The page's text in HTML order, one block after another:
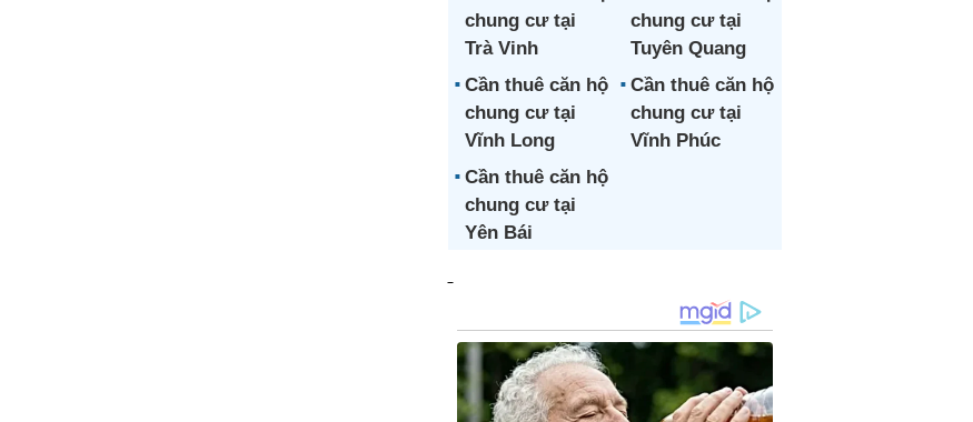
chung cư tại
Trà Vinh
chung cư tại
Tuyên Quang
Cần thuê căn hộ
chung cư tại
Vĩnh Long
Cần thuê căn hộ
chung cư tại
Vĩnh Phúc
Cần thuê căn hộ
chung cư tại
Yên Bái